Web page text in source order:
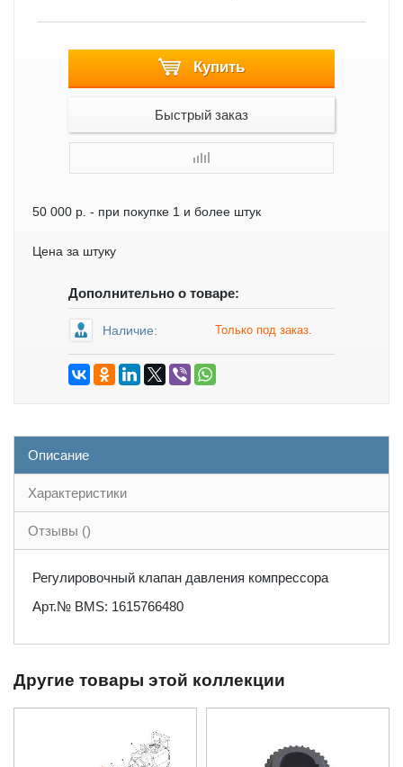
Купить
Быстрый заказ
50 000 р. - при покупке 1 и более штук
Цена за штуку
Дополнительно о товаре:
Наличие: Только под заказ.
Описание
Характеристики
Отзывы ()
Регулировочный клапан давления компрессора
Арт.№ BMS: 1615766480
Другие товары этой коллекции